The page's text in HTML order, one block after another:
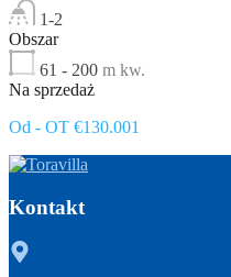
1-2
Obszar
61 - 200 m kw.
Na sprzedaż
Od - OT €130.001
Kontakt